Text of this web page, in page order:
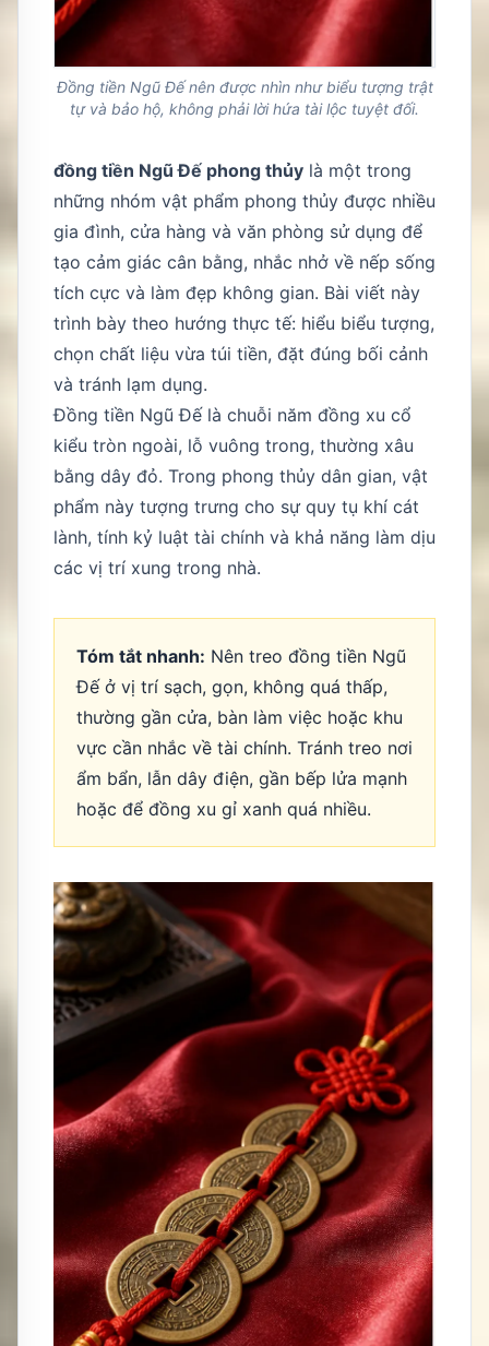
Đồng tiền Ngũ Đế nên được nhìn như biểu tượng trật
tự và bảo hộ, không phải lời hứa tài lộc tuyệt đối.
đồng tiền Ngũ Đế phong thủy là một trong
những nhóm vật phẩm phong thủy được nhiều
gia đình, cửa hàng và văn phòng sử dụng để
tạo cảm giác cân bằng, nhắc nhở về nếp sống
tích cực và làm đẹp không gian. Bài viết này
trình bày theo hướng thực tế: hiểu biểu tượng,
chọn chất liệu vừa túi tiền, đặt đúng bối cảnh
và tránh lạm dụng.
Đồng tiền Ngũ Đế là chuỗi năm đồng xu cổ
kiểu tròn ngoài, lỗ vuông trong, thường xâu
bằng dây đỏ. Trong phong thủy dân gian, vật
phẩm này tượng trưng cho sự quy tụ khí cát
lành, tính kỷ luật tài chính và khả năng làm dịu
các vị trí xung trong nhà.
Tóm tắt nhanh: Nên treo đồng tiền Ngũ
Đế ở vị trí sạch, gọn, không quá thấp,
thường gần cửa, bàn làm việc hoặc khu
vực cần nhắc về tài chính. Tránh treo nơi
ẩm bẩn, lẫn dây điện, gần bếp lửa mạnh
hoặc để đồng xu gỉ xanh quá nhiều.